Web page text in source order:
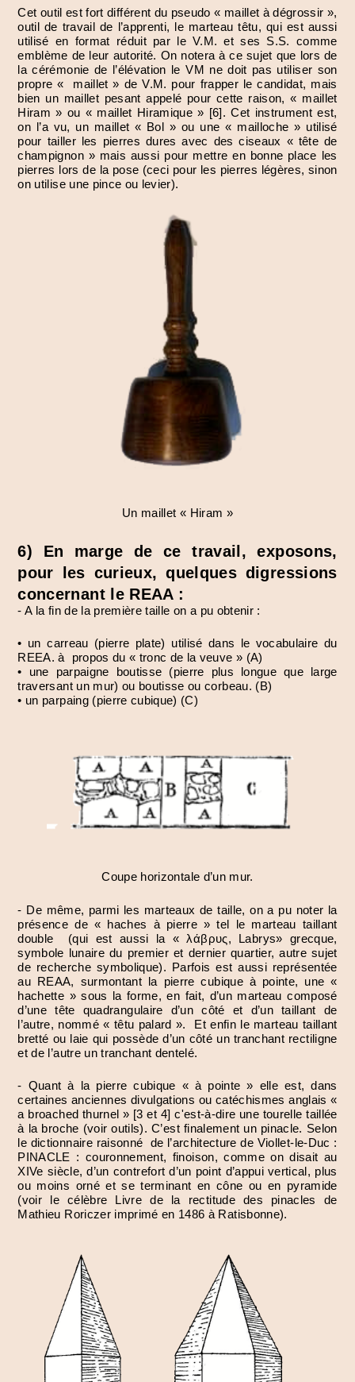
Cet outil est fort différent du pseudo « maillet à dégrossir »,
outil de travail de l’apprenti, le marteau têtu, qui est aussi
utilisé en format réduit par le V.M. et ses S.S. comme
emblème de leur autorité. On notera à ce sujet que lors de
la cérémonie de l’élévation le VM ne doit pas utiliser son
propre « maillet » de V.M. pour frapper le candidat, mais
bien un maillet pesant appelé pour cette raison, « maillet
Hiram » ou « maillet Hiramique » [6]. Cet instrument est,
on l’a vu, un maillet « Bol » ou une « mailloche » utilisé
pour tailler les pierres dures avec des ciseaux « tête de
champignon » mais aussi pour mettre en bonne place les
pierres lors de la pose (ceci pour les pierres légères, sinon
on utilise une pince ou levier).
Un maillet « Hiram »
6) En marge de ce travail, exposons,
pour les curieux, quelques digressions
concernant le REAA :
- A la fin de la première taille on a pu obtenir :
• un carreau (pierre plate) utilisé dans le vocabulaire du
REEA. à propos du « tronc de la veuve » (A)
• une parpaigne boutisse (pierre plus longue que large
traversant un mur) ou boutisse ou corbeau. (B)
• un parpaing (pierre cubique) (C)
Coupe horizontale d’un mur.
- De même, parmi les marteaux de taille, on a pu noter la
présence de « haches à pierre » tel le marteau taillant
double (qui est aussi la « λάβρυς, Labrys» grecque,
symbole lunaire du premier et dernier quartier, autre sujet
de recherche symbolique). Parfois est aussi représentée
au REAA, surmontant la pierre cubique à pointe, une «
hachette » sous la forme, en fait, d’un marteau composé
d’une tête quadrangulaire d’un côté et d’un taillant de
l’autre, nommé « têtu palard ». Et enfin le marteau taillant
bretté ou laie qui possède d’un côté un tranchant rectiligne
et de l’autre un tranchant dentelé.
- Quant à la pierre cubique « à pointe » elle est, dans
certaines anciennes divulgations ou catéchismes anglais «
a broached thurnel » [3 et 4] c'est-à-dire une tourelle taillée
à la broche (voir outils). C’est finalement un pinacle. Selon
le dictionnaire raisonné de l’architecture de Viollet-le-Duc :
PINACLE : couronnement, finoison, comme on disait au
XIVe siècle, d’un contrefort d’un point d’appui vertical, plus
ou moins orné et se terminant en cône ou en pyramide
(voir le célèbre Livre de la rectitude des pinacles de
Mathieu Roriczer imprimé en 1486 à Ratisbonne).